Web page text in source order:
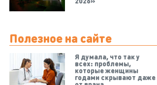
Полезное на сайте
Я думала, что так у
всех: проблемы,
которые женщины
годами скрывают даже